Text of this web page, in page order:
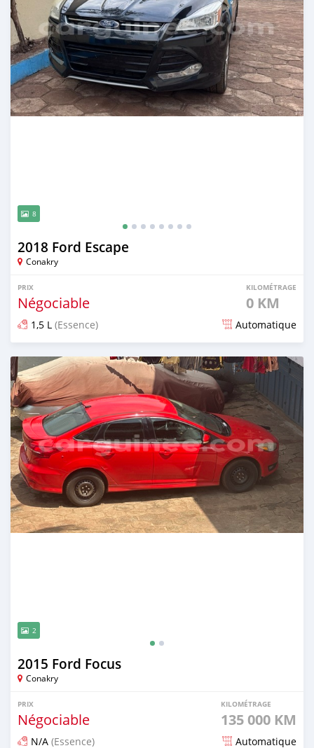
8
2018 Ford Escape
Conakry
PRIX
Négociable
KILOMÉTRAGE
0 KM
1,5 L (Essence) Automatique
Publié il y a 29 jours
2
2015 Ford Focus
Conakry
PRIX
Négociable
KILOMÉTRAGE
135 000 KM
N/A (Essence) Automatique